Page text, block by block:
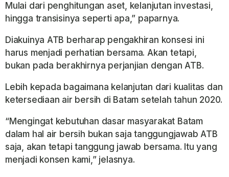
Mulai dari penghitungan aset, kelanjutan investasi,
hingga transisinya seperti apa,” paparnya.
Diakuinya ATB berharap pengakhiran konsesi ini
harus menjadi perhatian bersama. Akan tetapi,
bukan pada berakhirnya perjanjian dengan ATB.
Lebih kepada bagaimana kelanjutan dari kualitas dan
ketersediaan air bersih di Batam setelah tahun 2020.
“Mengingat kebutuhan dasar masyarakat Batam
dalam hal air bersih bukan saja tanggungjawab ATB
saja, akan tetapi tanggung jawab bersama. Itu yang
menjadi konsen kami,” jelasnya.